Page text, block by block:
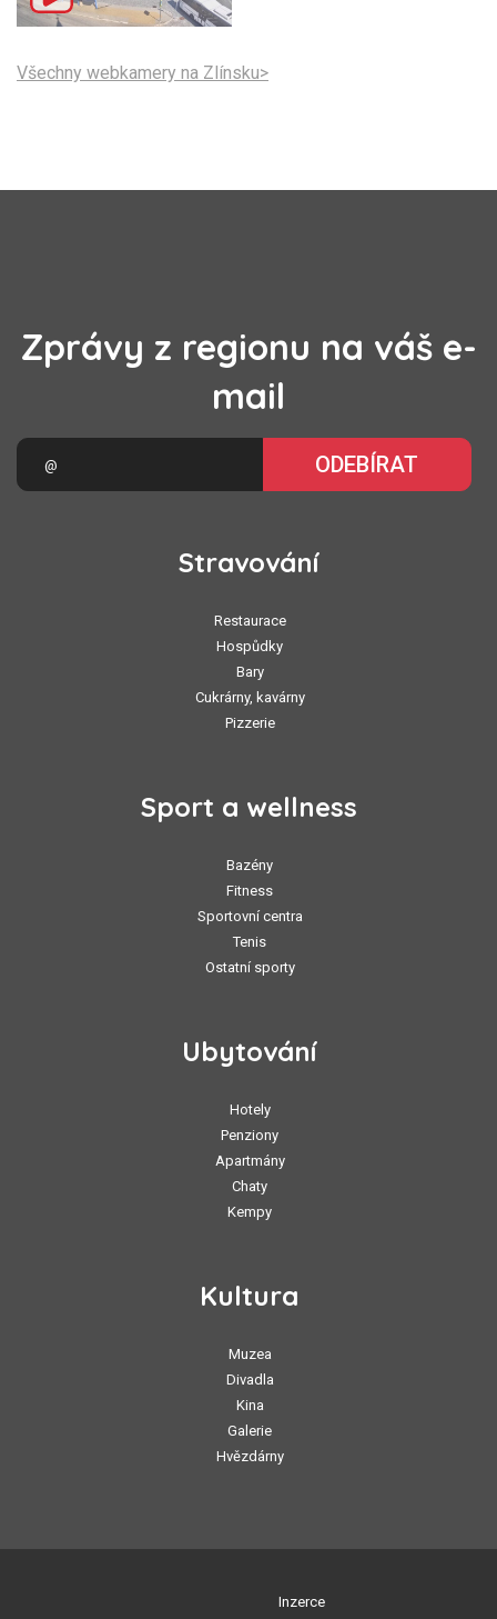
Všechny webkamery na Zlínsku>
Zprávy z regionu na váš e-
mail
ODEBÍRAT
Stravování
Restaurace
Hospůdky
Bary
Cukrárny, kavárny
Pizzerie
Sport a wellness
Bazény
Fitness
Sportovní centra
Tenis
Ostatní sporty
Ubytování
Hotely
Penziony
Apartmány
Chaty
Kempy
Kultura
Muzea
Divadla
Kina
Galerie
Hvězdárny
Inzerce